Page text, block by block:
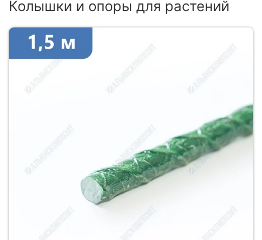
Колышки и опоры для растений